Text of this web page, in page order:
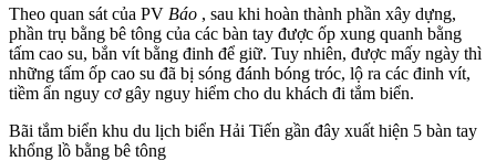
Theo quan sát của PV Báo , sau khi hoàn thành phần xây dựng,
phần trụ bằng bê tông của các bàn tay được ốp xung quanh bằng
tấm cao su, bắn vít bằng đinh để giữ. Tuy nhiên, được mấy ngày thì
những tấm ốp cao su đã bị sóng đánh bóng tróc, lộ ra các đinh vít,
tiềm ẩn nguy cơ gây nguy hiểm cho du khách đi tắm biển.
Bãi tắm biển khu du lịch biển Hải Tiến gần đây xuất hiện 5 bàn tay
khổng lồ bằng bê tông